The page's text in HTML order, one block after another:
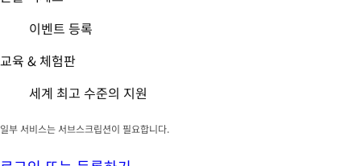
이벤트 등록
교육 & 체험판
세계 최고 수준의 지원
일부 서비스는 서브스크립션이 필요합니다.